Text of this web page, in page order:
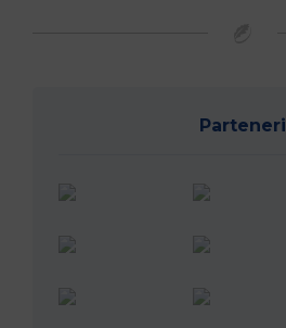
Parteneri